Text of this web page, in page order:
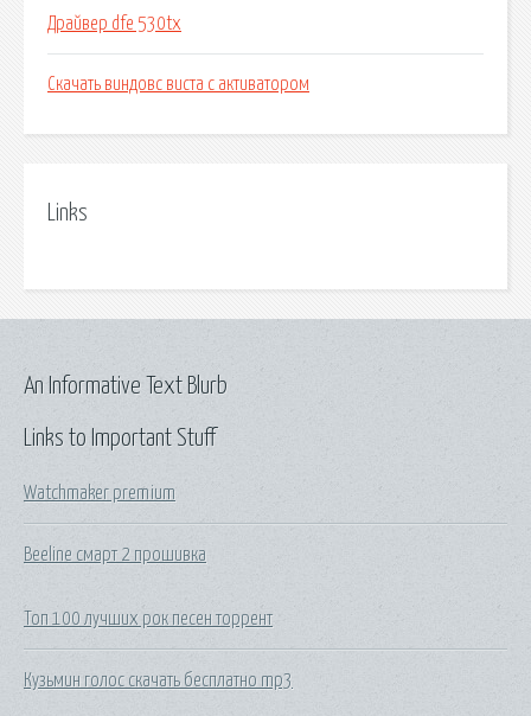
Драйвер dfe 530tx
Скачать виндовс виста с активатором
Links
Links to Important Stuff
Watchmaker premium
Beeline смарт 2 прошивка
Топ 100 лучших рок песен торрент
Кузьмин голос скачать бесплатно mp3
An Informative Text Blurb